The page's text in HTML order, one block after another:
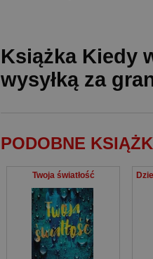
Książka Kiedy
wysyłką za
PODOBNE
Twoja światłość